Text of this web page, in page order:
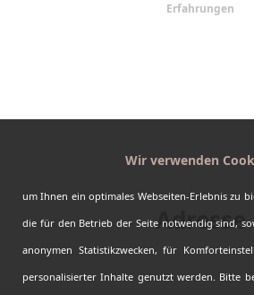
Erfahrungen
Datenschutz
Barrierefreiheit
Adresse
Kanada-Urlaub.de by Fasten
Wir verwenden
um Ihnen ein optimales Webseiten-Erlebnis zu
die für den Betrieb der Seite notwendig sind,
anonymen Statistikzwecken, für
personalisierter Inhalte genutzt werden. Bitte